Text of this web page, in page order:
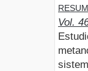
Vol.